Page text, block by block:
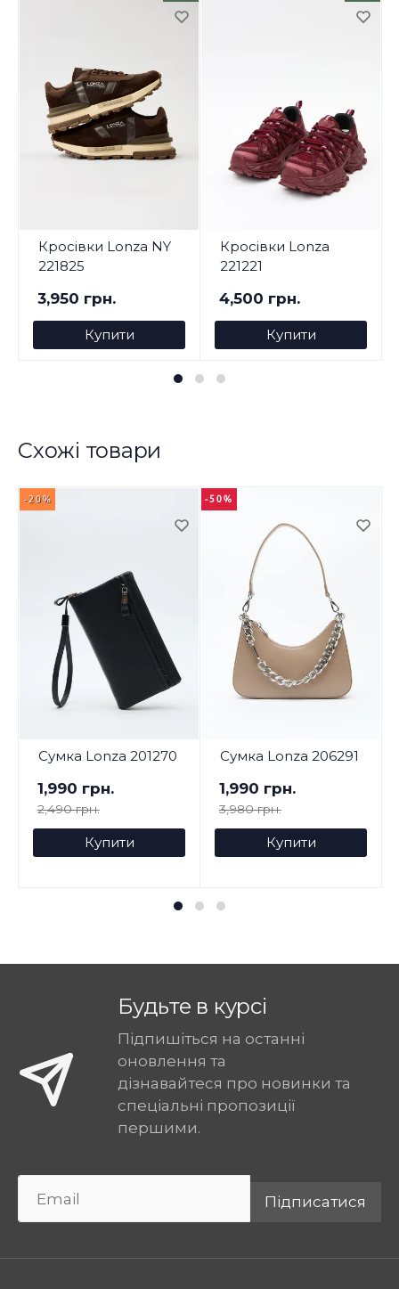
Кросівки Lonza NY
221825
3,950 грн.
Купити
Кросівки Lonza
221221
4,500 грн.
Купити
Схожі товари
-20%
Сумка Lonza 201270
1,990 грн.
2,490 грн.
Купити
-50%
Сумка Lonza 206291
1,990 грн.
3,980 грн.
Купити
Будьте в курсі
Підпишіться на останні
оновлення та
дізнавайтеся про новинки та
спеціальні пропозиції
першими.
Підписатися